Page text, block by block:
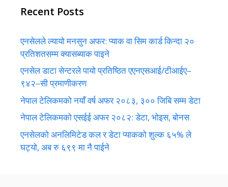
Recent Posts
एनसेलले ल्यायो मनसुन अफर: प्याक वा सिम कार्ड किन्दा २०
प्रतिशतसम्म क्यासब्याक पाइने
एनसेल डाटा सेन्टरले पायो प्रतिष्ठित एएनएसआई/टीआईए–
९४२–सी प्रमाणीकरण
नेपाल टेलिकमको नयाँ वर्ष अफर २०८३, ३०० जिबि सम्म डेटा
नेपाल टेलिकमको एसईई अफर २०८२: डेटा, भोइस, बोनस
एनसेलको अनलिमिटेड कल र डेटा प्याकको शुल्क ६५% ले
घट्यो, अब रु ६९९ मा नै पाईने